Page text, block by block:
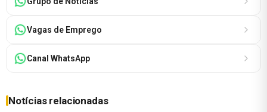
Vagas de Emprego
Canal WhatsApp
Notícias relacionadas